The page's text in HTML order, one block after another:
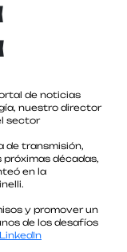
de noticias
nuestro director
sector
de transmisión,
décadas,
en la
y promover un
de los desafíos